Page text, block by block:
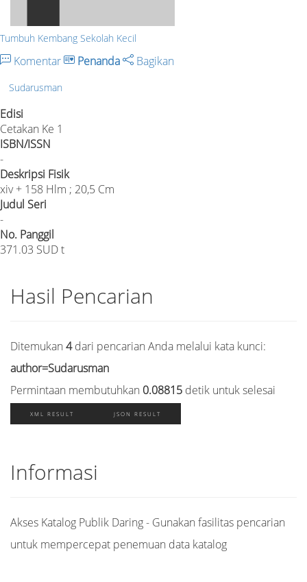
Tumbuh Kembang Sekolah Kecil
Komentar Penanda Bagikan
Sudarusman
Edisi
Cetakan Ke 1
ISBN/ISSN
-
Deskripsi Fisik
xiv + 158 Hlm ; 20,5 Cm
Judul Seri
-
No. Panggil
371.03 SUD t
Hasil Pencarian
Ditemukan 4dari pencarian Anda melalui kata kunci:
author=Sudarusman
Permintaan membutuhkan 0.08815 detik untuk selesai
XML RESULT JSON RESULT
Informasi
Akses Katalog Publik Daring - Gunakan fasilitas pencarian
untuk mempercepat penemuan data katalog